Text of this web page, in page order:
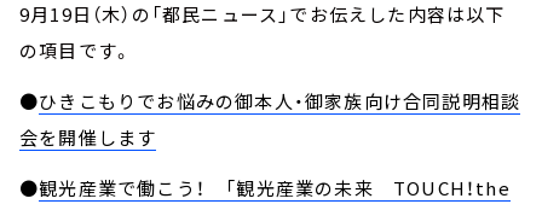
9月19日（木）の「都民ニュース」でお伝えした内容は以下
の項目です。
●ひきこもりでお悩みの御本人・御家族向け合同説明相談
会を開催します
●観光産業で働こう！ 「観光産業の未来 TOUCH！the